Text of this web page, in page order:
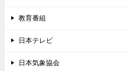
教育番組
日本テレビ
日本気象協会